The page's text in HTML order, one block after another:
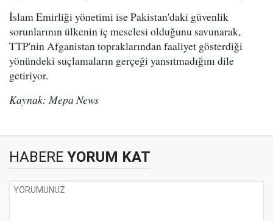
İslam Emirliği yönetimi ise Pakistan'daki güvenlik
sorunlarının ülkenin iç meselesi olduğunu savunarak,
TTP'nin Afganistan topraklarından faaliyet gösterdiği
yönündeki suçlamaların gerçeği yansıtmadığını dile
getiriyor.
Kaynak: Mepa News
HABERE YORUM KAT